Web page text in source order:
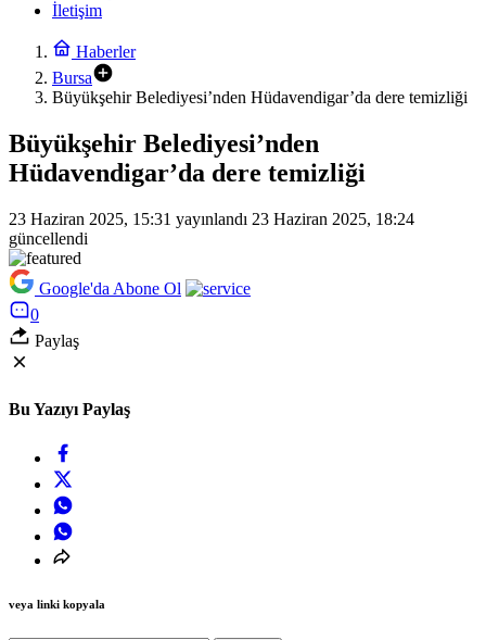
İletişim
Haberler
Bursa
Büyükşehir Belediyesi’nden Hüdavendigar’da dere temizliği
Büyükşehir Belediyesi’nden
Hüdavendigar’da dere temizliği
23 Haziran 2025, 15:31 yayınlandı 23 Haziran 2025, 18:24
güncellendi
Google'da Abone Ol
0
Paylaş
Bu Yazıyı Paylaş
veya linki kopyala